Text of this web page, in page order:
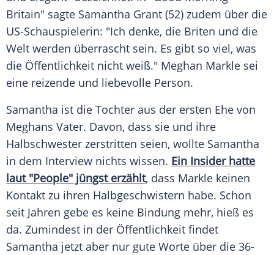
Britain" sagte Samantha Grant (52) zudem über die
US-Schauspielerin: "Ich denke, die Briten und die
Welt werden überrascht sein. Es gibt so viel, was
die Öffentlichkeit nicht weiß." Meghan Markle sei
eine reizende und liebevolle Person.
Samantha ist die Tochter aus der ersten Ehe von
Meghans Vater. Davon, dass sie und ihre
Halbschwester zerstritten seien, wollte Samantha
in dem Interview nichts wissen. Ein Insider hatte
laut "People" jüngst erzählt, dass Markle keinen
Kontakt zu ihren Halbgeschwistern habe. Schon
seit Jahren gebe es keine Bindung mehr, hieß es
da. Zumindest in der Öffentlichkeit findet
Samantha jetzt aber nur gute Worte über die 36-